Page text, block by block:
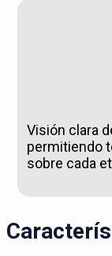
Visión clara
permitiendo
sobre cada